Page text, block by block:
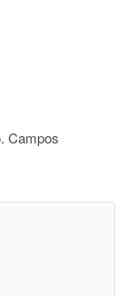
Campos